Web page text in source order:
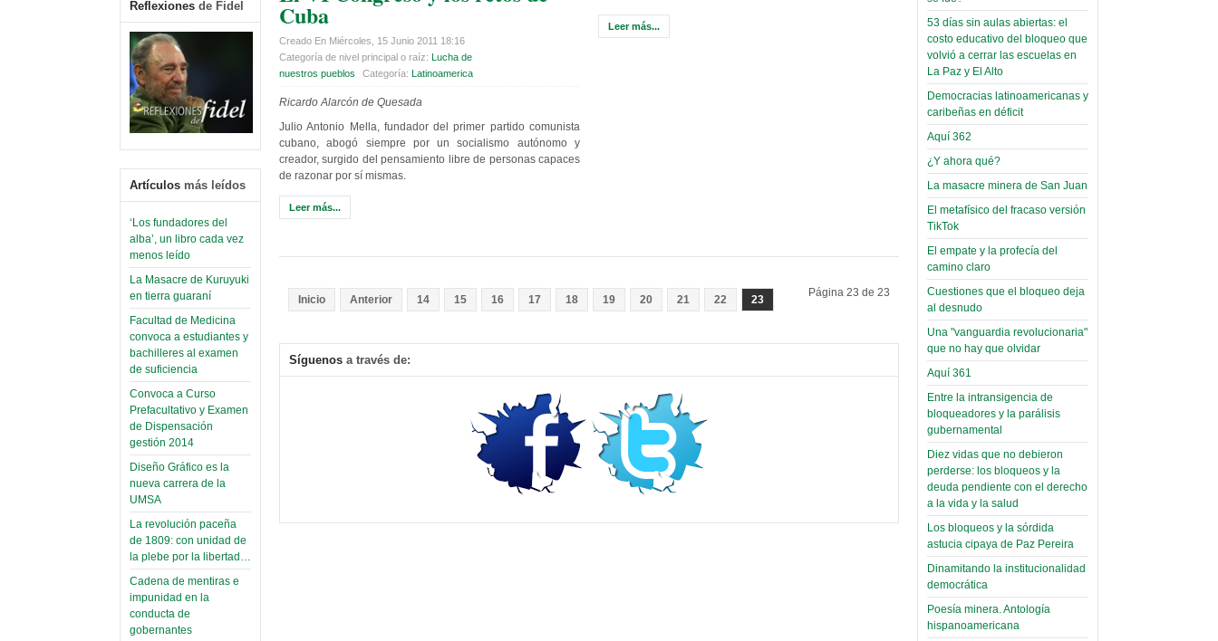
Reflexiones de Fidel
Artículos más leídos
‘Los fundadores del
alba’, un libro cada vez
menos leído
La Masacre de Kuruyuki
en tierra guaraní
Facultad de Medicina
convoca a estudiantes y
bachilleres al examen
de suficiencia
Convoca a Curso
Prefacultativo y Examen
de Dispensación
gestión 2014
Diseño Gráfico es la
nueva carrera de la
UMSA
La revolución paceña
de 1809: con unidad de
la plebe por la libertad…
Cadena de mentiras e
impunidad en la
conducta de
gobernantes
Cuba
Creado En Miércoles, 15 Junio 2011 18:16
Categoría de nivel principal o raíz: Lucha de
nuestros pueblos
Categoría: Latinoamerica
Ricardo Alarcón de Quesada
Julio Antonio Mella, fundador del primer partido comunista
cubano, abogó siempre por un socialismo autónomo y
creador, surgido del pensamiento libre de personas capaces
de razonar por sí mismas.
Leer más...
Leer más...
Página 23 de 23
Inicio Anterior 14 15 16 17 18 19 20 21 22 23
Síguenos a través de:
Viernes, 14 Octubre 2022
Leer Más...
Docentes y estudiantes de
Trabajo Social de la UMSA
elegirán directora
Viernes, 14 Octubre 2022
Leer Más...
“Tuna Femenina San Andrés”
toca y canta con coraje
Miércoles, 14 Septiembre 2022
Leer Más...
Posesionan a dirigentes de
Asociación de Docentes
Domingo, 14 Agosto 2022
Leer Más...
más de 24 horas
después rectifica
parcialmente
El Infamatorio
Miércoles, 09 Diciembre 2020
Read more...
Interpretación
de un álbum de
narco-fotos
(Miscelánea
Palaciega 8)
El Infamatorio
Miércoles, 19 Junio 2019
Read more...
Cosmética
descolonizadora
(Miscelánea
palaciega 7)
El Infamatorio
Lunes, 27 Mayo 2019
Read more...
Creacionismo,
filtraciones e
inicio de la
campaña del
MAS
(Miscelánea
palaciega 6)
El Infamatorio
53 días sin aulas abiertas: el
costo educativo del bloqueo que
volvió a cerrar las escuelas en
La Paz y El Alto
Democracias latinoamericanas y
caribeñas en déficit
Aquí 362
¿Y ahora qué?
La masacre minera de San Juan
El metafísico del fracaso versión
TikTok
El empate y la profecía del
camino claro
Cuestiones que el bloqueo deja
al desnudo
Una "vanguardia revolucionaria"
que no hay que olvidar
Aquí 361
Entre la intransigencia de
bloqueadores y la parálisis
gubernamental
Diez vidas que no debieron
perderse: los bloqueos y la
deuda pendiente con el derecho
a la vida y la salud
Los bloqueos y la sórdida
astucia cipaya de Paz Pereira
Dinamitando la institucionalidad
democrática
Poesía minera. Antología
hispanoamericana